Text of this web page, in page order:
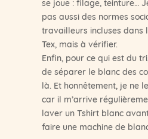
pas aussi des normes
travailleurs incluses dans
Tex, mais à vérifier.
Enfin, pour ce qui est du
de séparer le blanc des
là. Et honnêtement, je ne
car il m’arrive
laver un Tshirt blanc
faire une machine de